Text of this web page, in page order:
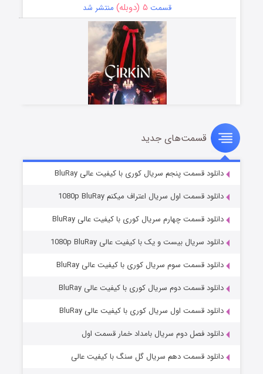
قسمت ۵ (دوبله) منتشر شد
سریال زشت
قسمت۲ (زیرنویس) منتشر شد
مردگان متحرک: شهر مرده ۳
قسمت۲ (زیرنویس) منتشر شد
قسمت‌های جدید
دانلود قسمت پنجم سریال کوری با کیفیت عالی BluRay
دانلود قسمت اول سریال اعتراف میکنم 1080p BluRay
دانلود قسمت چهارم سریال کوری با کیفیت عالی BluRay
دانلود سریال بیست و یک با کیفیت عالی 1080p BluRay
دانلود قسمت سوم سریال کوری با کیفیت عالی BluRay
دانلود قسمت دوم سریال کوری با کیفیت عالی BluRay
دانلود قسمت اول سریال کوری با کیفیت عالی BluRay
دانلود فصل دوم سریال بامداد خمار قسمت اول
دانلود قسمت دهم سریال گل سنگ با کیفیت عالی